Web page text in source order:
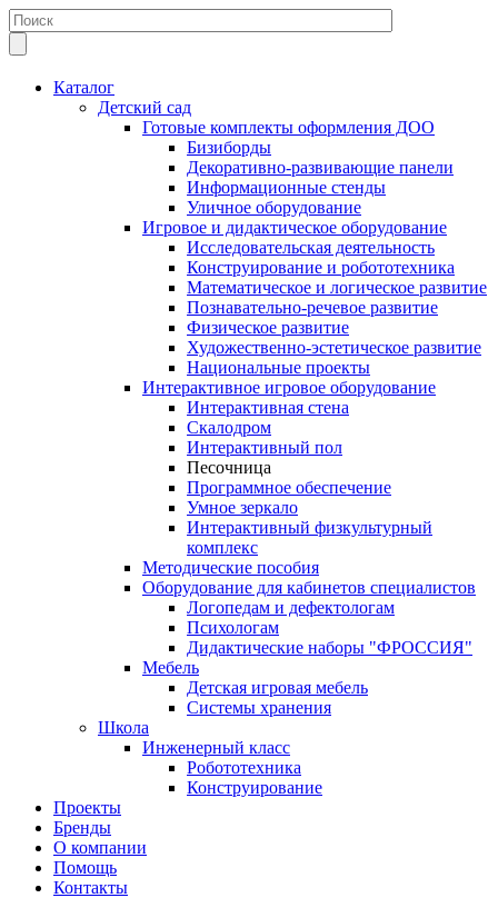
Каталог
Детский сад
Готовые комплекты оформления ДОО
Бизиборды
Декоративно-развивающие панели
Информационные стенды
Уличное оборудование
Игровое и дидактическое оборудование
Исследовательская деятельность
Конструирование и робототехника
Математическое и логическое развитие
Познавательно-речевое развитие
Физическое развитие
Художественно-эстетическое развитие
Национальные проекты
Интерактивное игровое оборудование
Интерактивная стена
Скалодром
Интерактивный пол
Песочница
Программное обеспечение
Умное зеркало
Интерактивный физкультурный
комплекс
Методические пособия
Оборудование для кабинетов специалистов
Логопедам и дефектологам
Психологам
Дидактические наборы "ФРОССИЯ"
Мебель
Детская игровая мебель
Системы хранения
Школа
Инженерный класс
Робототехника
Конструирование
Проекты
Бренды
О компании
Помощь
Контакты